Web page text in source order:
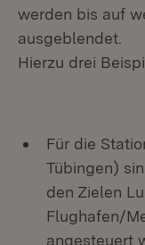
werden bis auf
ausgeblendet.
Hierzu drei
Für die
Tübingen)
den Zielen
Flughafen/
angesteuert